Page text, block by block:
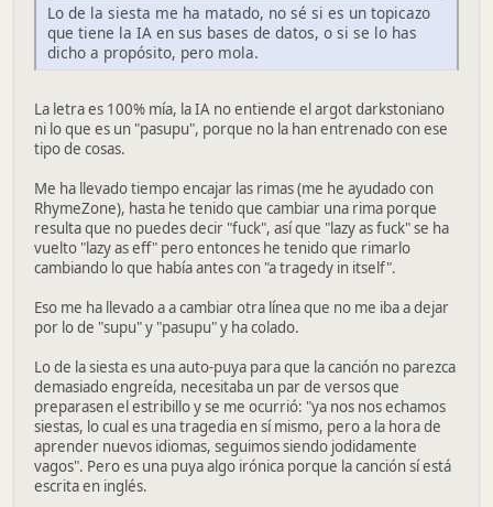
Lo de la siesta me ha matado, no sé si es un topicazo
que tiene la IA en sus bases de datos, o si se lo has
dicho a propósito, pero mola.
La letra es 100% mía, la IA no entiende el argot darkstoniano
ni lo que es un "pasupu", porque no la han entrenado con ese
tipo de cosas.
Me ha llevado tiempo encajar las rimas (me he ayudado con
RhymeZone), hasta he tenido que cambiar una rima porque
resulta que no puedes decir "fuck", así que "lazy as fuck" se ha
vuelto "lazy as eff" pero entonces he tenido que rimarlo
cambiando lo que había antes con "a tragedy in itself".
Eso me ha llevado a a cambiar otra línea que no me iba a dejar
por lo de "supu" y "pasupu" y ha colado.
Lo de la siesta es una auto-puya para que la canción no parezca
demasiado engreída, necesitaba un par de versos que
preparasen el estribillo y se me ocurrió: "ya nos nos echamos
siestas, lo cual es una tragedia en sí mismo, pero a la hora de
aprender nuevos idiomas, seguimos siendo jodidamente
vagos". Pero es una puya algo irónica porque la canción sí está
escrita en inglés.